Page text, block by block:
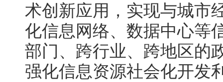
术创新应用，实现与城市
化信息网络、数据中心等
部门、跨行业、跨地区的
强化信息资源社会化开发